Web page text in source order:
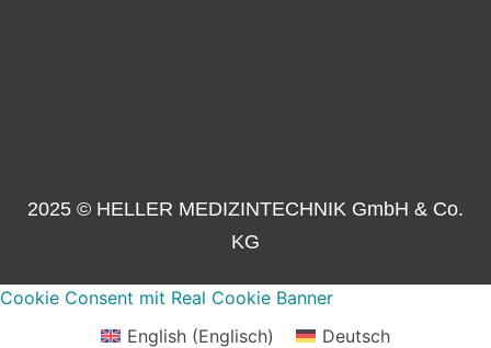
2025 © HELLER MEDIZINTECHNIK GmbH & Co.
KG
Cookie Consent mit Real Cookie Banner
English (Englisch) Deutsch